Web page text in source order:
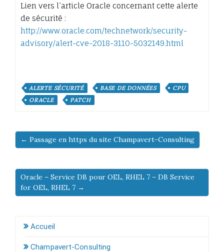
Lien vers l’article Oracle concernant cette alerte
de sécurité :
http://www.oracle.com/technetwork/security-
advisory/alert-cve-2018-3110-5032149.html
ALERTE SÉCURITÉ BASE DE DONNÉES
CPU
ORACLE
PATCH
← Passage en https du site Champavert-Consulting
Oracle – Service DB pour OEL, RHEL 7 – DB Service
for OEL, RHEL 7 →
Accueil
Champavert-Consulting